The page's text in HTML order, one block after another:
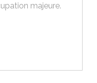
majeure.